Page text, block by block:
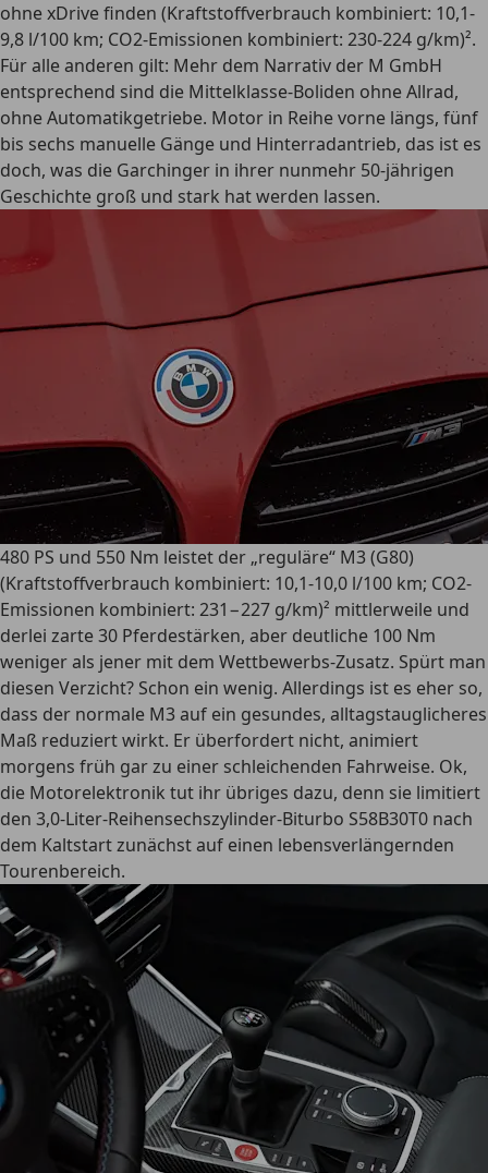
ohne xDrive finden (Kraftstoffverbrauch kombiniert: 10,1-
9,8 l/100 km; CO2-Emissionen kombiniert: 230-224 g/km)².
Für alle anderen gilt: Mehr dem Narrativ der M GmbH
entsprechend sind die Mittelklasse-Boliden ohne Allrad,
ohne Automatikgetriebe. Motor in Reihe vorne längs, fünf
bis sechs manuelle Gänge und Hinterradantrieb, das ist es
doch, was die Garchinger in ihrer nunmehr 50-jährigen
Geschichte groß und stark hat werden lassen.
480 PS und 550 Nm leistet der „reguläre“ M3 (G80)
(Kraftstoffverbrauch kombiniert: 10,1-10,0 l/100 km; CO2-
Emissionen kombiniert: 231−227 g/km)² mittlerweile und
derlei zarte 30 Pferdestärken, aber deutliche 100 Nm
weniger als jener mit dem Wettbewerbs-Zusatz. Spürt man
diesen Verzicht? Schon ein wenig. Allerdings ist es eher so,
dass der normale M3 auf ein gesundes, alltagstauglicheres
Maß reduziert wirkt. Er überfordert nicht, animiert
morgens früh gar zu einer schleichenden Fahrweise. Ok,
die Motorelektronik tut ihr übriges dazu, denn sie limitiert
den 3,0-Liter-Reihensechszylinder-Biturbo S58B30T0 nach
dem Kaltstart zunächst auf einen lebensverlängernden
Tourenbereich.